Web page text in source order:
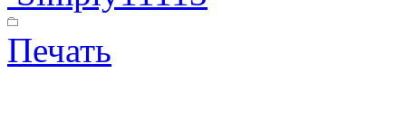
Печать